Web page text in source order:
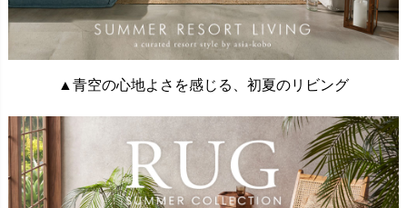
▲青空の心地よさを感じる、初夏のリビング